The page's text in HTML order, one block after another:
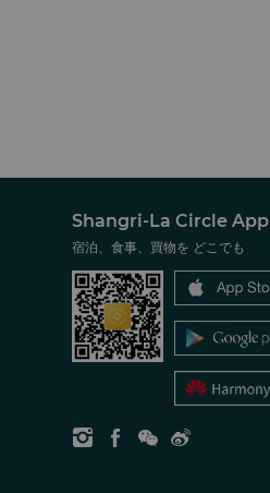
Shangri-La Circle App
宿泊、食事、買物を どこでも